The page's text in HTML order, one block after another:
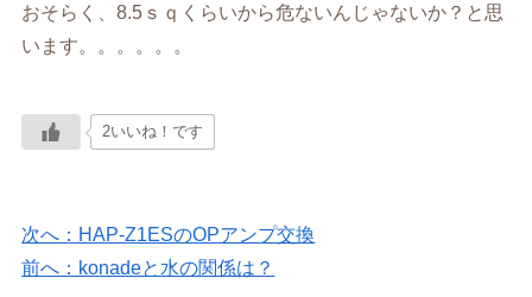
おそらく、8.5ｓｑくらいから危ないんじゃないか？と思
います。。。。。。
2いいね！です
次へ：HAP-Z1ESのOPアンプ交換
前へ：konadeと水の関係は？